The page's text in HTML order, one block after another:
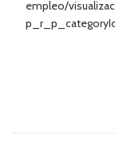
empleo/